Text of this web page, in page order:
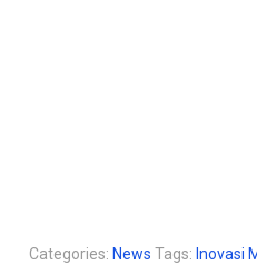
Categories: News Tags: Inovasi